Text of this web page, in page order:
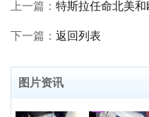
上一篇： 特斯拉任命北美和
下一篇： 返回列表
图片资讯